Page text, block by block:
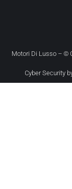
Motori Di Lusso – ©
Cyber Security